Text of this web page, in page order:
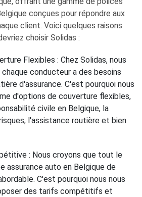
conçues pour répondre aux
client. Voici quelques raisons
choisir Solidas :
Flexibles : Chez Solidas, nous
conducteur a des besoins
d'assurance. C'est pourquoi nous
d'options de couverture flexibles,
civile en Belgique, la
l'assistance routière et bien
: Nous croyons que tout le
assurance auto en Belgique de
C'est pourquoi nous nous
des tarifs compétitifs et